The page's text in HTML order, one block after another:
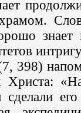
398)
Христа:
сделали